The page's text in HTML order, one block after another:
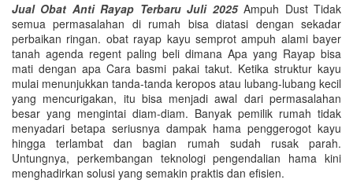
Jual Obat Anti Rayap Terbaru Juli 2025Ampuh Dust Tidak
semua permasalahan di rumah bisa diatasi dengan sekadar
perbaikan ringan. obat rayap kayu semprot ampuh alami bayer
tanah agenda regent paling beli dimana Apa yang Rayap bisa
mati dengan apa Cara basmi pakai takut. Ketika struktur kayu
mulai menunjukkan tanda-tanda keropos atau lubang-lubang kecil
yang mencurigakan, itu bisa menjadi awal dari permasalahan
besar yang mengintai diam-diam. Banyak pemilik rumah tidak
menyadari betapa seriusnya dampak hama penggerogot kayu
hingga terlambat dan bagian rumah sudah rusak parah.
Untungnya, perkembangan teknologi pengendalian hama kini
menghadirkan solusi yang semakin praktis dan efisien.